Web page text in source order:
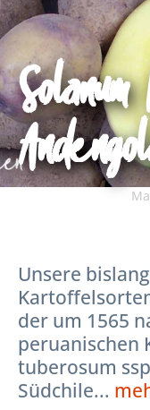
Unsere
der um 1565
peruanischen
tuberosum
Südchile...